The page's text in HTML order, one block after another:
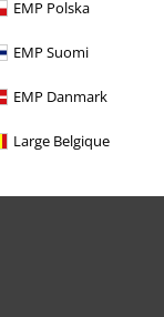
EMP Polska
EMP Suomi
EMP Danmark
Large Belgique